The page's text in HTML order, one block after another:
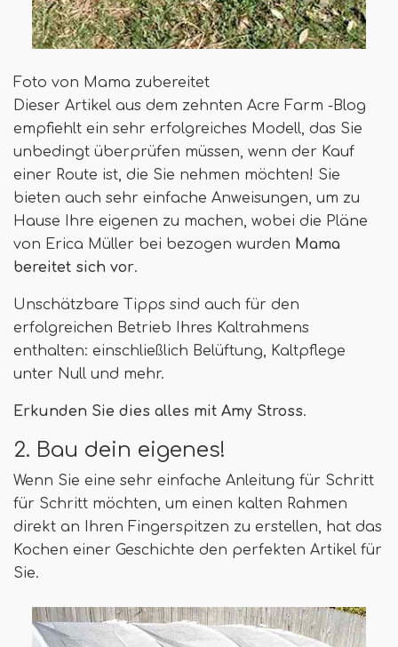
Foto von Mama zubereitet
Dieser Artikel aus dem zehnten Acre Farm -Blog
empfiehlt ein sehr erfolgreiches Modell, das Sie
unbedingt überprüfen müssen, wenn der Kauf
einer Route ist, die Sie nehmen möchten! Sie
bieten auch sehr einfache Anweisungen, um zu
Hause Ihre eigenen zu machen, wobei die Pläne
von Erica Müller bei bezogen wurden Mama
bereitet sich vor.
Unschätzbare Tipps sind auch für den
erfolgreichen Betrieb Ihres Kaltrahmens
enthalten: einschließlich Belüftung, Kaltpflege
unter Null und mehr.
Erkunden Sie dies alles mit Amy Stross.
2. Bau dein eigenes!
Wenn Sie eine sehr einfache Anleitung für Schritt
für Schritt möchten, um einen kalten Rahmen
direkt an Ihren Fingerspitzen zu erstellen, hat das
Kochen einer Geschichte den perfekten Artikel für
Sie.